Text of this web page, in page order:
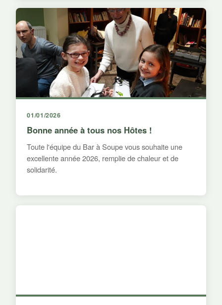
01/01/2026
Bonne année à tous nos Hôtes !
Toute l'équipe du Bar à Soupe vous souhaite une
excellente année 2026, remplie de chaleur et de
solidarité.